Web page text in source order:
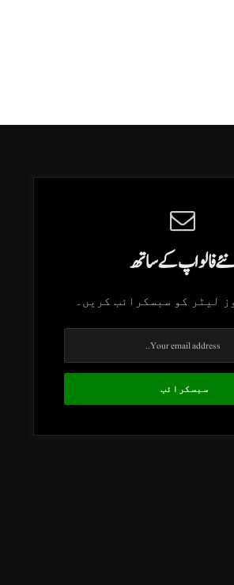
فالو اپ کے ساتھ
لیٹر کو سبسکرائب کریں۔